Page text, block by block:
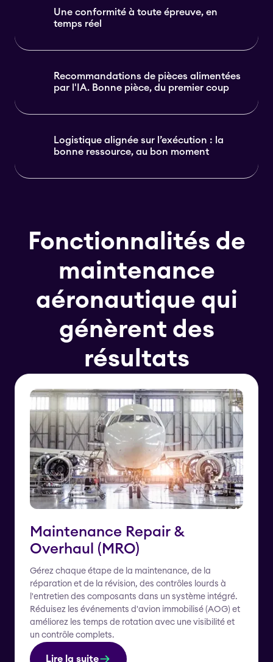
Une conformité à toute épreuve, en
temps réel
Recommandations de pièces alimentées
par l'IA. Bonne pièce, du premier coup
Logistique alignée sur l’exécution : la
bonne ressource, au bon moment
Fonctionnalités de
maintenance
aéronautique qui
génèrent des
résultats
Maintenance Repair &
Overhaul (MRO)
Gérez chaque étape de la maintenance, de la
réparation et de la révision, des contrôles lourds à
l'entretien des composants dans un système intégré.
Réduisez les événements d'avion immobilisé (AOG) et
améliorez les temps de rotation avec une visibilité et
un contrôle complets.
Lire la suite